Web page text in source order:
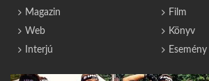
Magazin
Web
Interjú
Film
Könyv
Esemény